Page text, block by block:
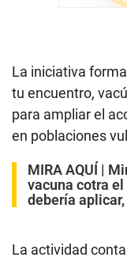
nLa iniciativa
tu encuentro,
para ampliar el
en poblaciones
MIRA AQUÍ |
vacuna cotra el
debería
La actividad